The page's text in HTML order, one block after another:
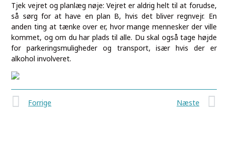
Tjek vejret og planlæg nøje: Vejret er aldrig helt til at forudse,
så sørg for at have en plan B, hvis det bliver regnvejr. En
anden ting at tænke over er, hvor mange mennesker der ville
kommet, og om du har plads til alle. Du skal også tage højde
for parkeringsmuligheder og transport, især hvis der er
alkohol involveret.
Forrige Næste